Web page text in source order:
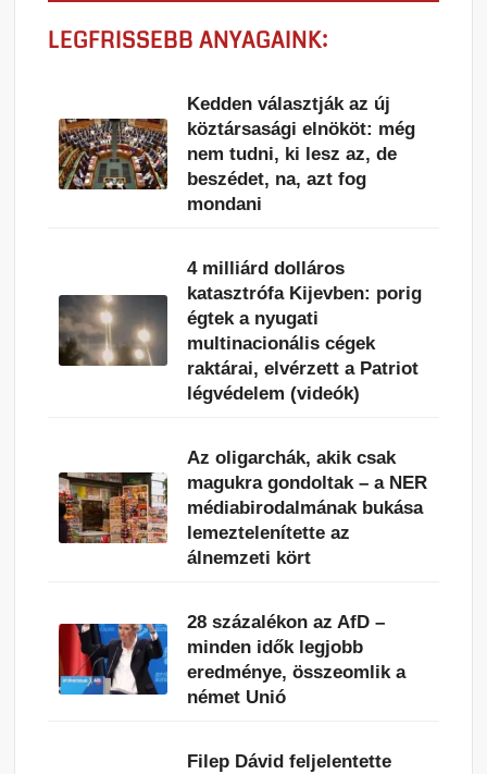
LEGFRISSEBB ANYAGAINK:
Kedden választják az új
köztársasági elnököt: még
nem tudni, ki lesz az, de
beszédet, na, azt fog
mondani
4 milliárd dolláros
katasztrófa Kijevben: porig
égtek a nyugati
multinacionális cégek
raktárai, elvérzett a Patriot
légvédelem (videók)
Az oligarchák, akik csak
magukra gondoltak – a NER
médiabirodalmának bukása
lemeztelenítette az
álnemzeti kört
28 százalékon az AfD –
minden idők legjobb
eredménye, összeomlik a
német Unió
Filep Dávid feljelentette